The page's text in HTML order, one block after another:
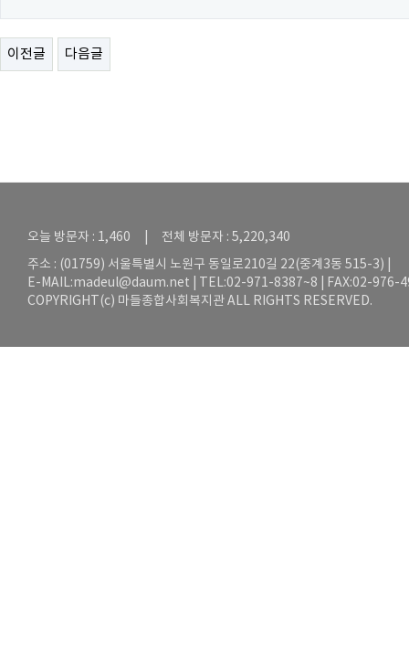
이전글 다음글
오늘 방문자 : 1,460 | 전체 방문자 : 5,220,340
주소 : (01759) 서울특별시 노원구 동일로210길 22(중계3동 515-3) |
E-MAIL:madeul@daum.net | TEL:02-971-8387~8 | FAX:02-976-
COPYRIGHT(c) 마들종합사회복지관 ALL RIGHTS RESERVED.